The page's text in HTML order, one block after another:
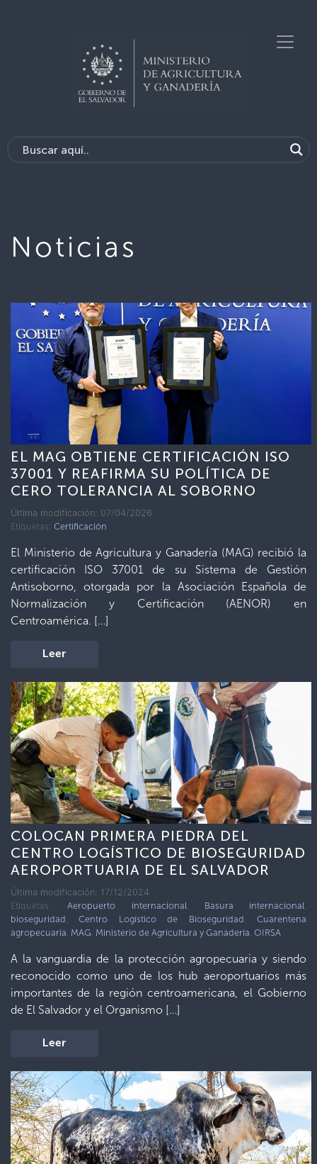
Noticias
EL MAG OBTIENE CERTIFICACIÓN ISO
37001 Y REAFIRMA SU POLÍTICA DE
CERO TOLERANCIA AL SOBORNO
Última modificación: 07/04/2026
Etiquetas: Certificación
El Ministerio de Agricultura y Ganadería (MAG) recibió la
certificación ISO 37001 de su Sistema de Gestión
Antisoborno, otorgada por la Asociación Española de
Normalización y Certificación (AENOR) en
Centroamérica. […]
Leer
COLOCAN PRIMERA PIEDRA DEL
CENTRO LOGÍSTICO DE BIOSEGURIDAD
AEROPORTUARIA DE EL SALVADOR
Última modificación: 17/12/2024
Etiquetas:Aeropuerto internacional, Basura internacional,
bioseguridad,Centro Logístico de Bioseguridad,Cuarentena
agropecuaria, MAG, Ministerio de Agricultura y Ganadería, OIRSA
A la vanguardia de la protección agropecuaria y siendo
reconocido como uno de los hub aeroportuarios más
importantes de la región centroamericana, el Gobierno
de El Salvador y el Organismo […]
Leer